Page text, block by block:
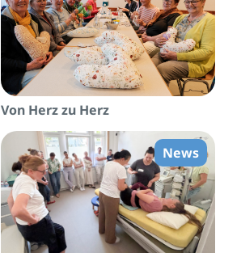
Von Herz zu Herz
News